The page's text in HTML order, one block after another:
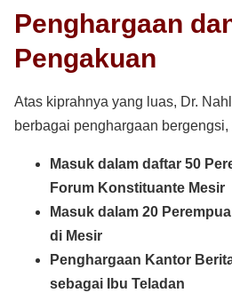
Penghargaan
Pengakuan
Atas kiprahnya yang luas, Dr.
berbagai penghargaan bergengsi,
Masuk dalam daftar 50
Forum Konstituante Mesir
Masuk dalam 20
di Mesir
Penghargaan Kantor
sebagai Ibu Teladan